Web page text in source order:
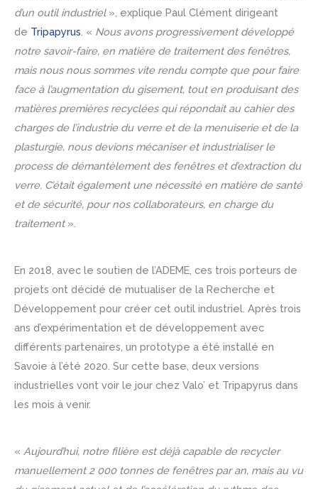
d’un outil industriel », explique Paul Clément dirigeant
de Tripapyrus . « Nous avons progressivement développé
notre savoir-faire, en matière de traitement des fenêtres,
mais nous nous sommes vite rendu compte que pour faire
face à l’augmentation du gisement, tout en produisant des
matières premières recyclées qui répondait au cahier des
charges de l’industrie du verre et de la menuiserie et de la
plasturgie, nous devions mécaniser et industrialiser le
process de démantèlement des fenêtres et d’extraction du
verre. C’était également une nécessité en matière de santé
et de sécurité, pour nos collaborateurs, en charge du
traitement ».
En 2018, avec le soutien de l’ADEME, ces trois porteurs de
projets ont décidé de mutualiser de la Recherche et
Développement pour créer cet outil industriel. Après trois
ans d’expérimentation et de développement avec
différents partenaires, un prototype a été installé en
Savoie à l’été 2020. Sur cette base, deux versions
industrielles vont voir le jour chez Valo’ et Tripapyrus dans
les mois à venir.
« Aujourd’hui, notre filière est déjà capable de recycler
manuellement 2 000 tonnes de fenêtres par an, mais au vu